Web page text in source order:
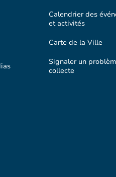
Calendrier des
et activités
Carte de la Ville
Signaler un
collecte